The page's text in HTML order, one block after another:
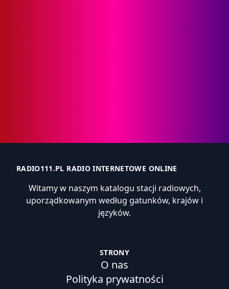
RADIO111.PL RADIO INTERNETOWE ONLINE
Witamy w naszym katalogu stacji radiowych,
uporządkowanym według gatunków, krajów i
języków.
STRONY
O nas
Polityka prywatności